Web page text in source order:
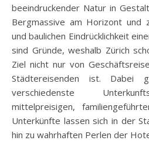
beeindruckender Natur in
Bergmassive am Horizont und
und baulichen Eindrücklichkeit
sind Gründe, weshalb Zürich
Ziel nicht nur von
Städtereisenden ist.
verschiedenste
mittelpreisigen,
Unterkünfte lassen sich in der
hin zu wahrhaften Perlen der